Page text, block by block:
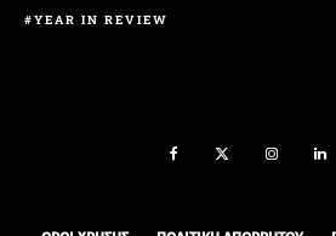
YEAR IN REVIEW